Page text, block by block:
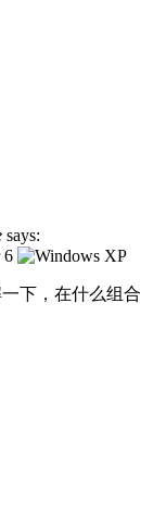
says:
下，在什么组合